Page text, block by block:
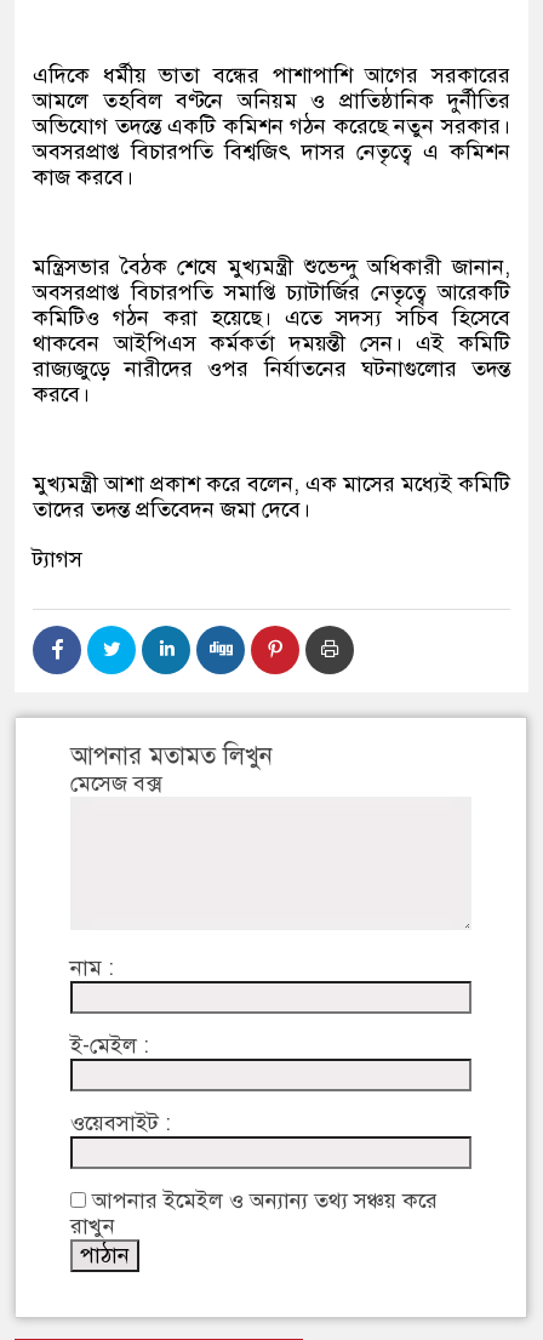
এদিকে ধর্মীয় ভাতা বন্ধের পাশাপাশি আগের সরকারের
আমলে তহবিল বণ্টনে অনিয়ম ও প্রাতিষ্ঠানিক দুর্নীতির
অভিযোগ তদন্তে একটি কমিশন গঠন করেছে নতুন সরকার।
অবসরপ্রাপ্ত বিচারপতি বিশ্বজিৎ দাসর নেতৃত্বে এ কমিশন
কাজ করবে।
মন্ত্রিসভার বৈঠক শেষে মুখ্যমন্ত্রী শুভেন্দু অধিকারী জানান,
অবসরপ্রাপ্ত বিচারপতি সমাপ্তি চ্যাটার্জির নেতৃত্বে আরেকটি
কমিটিও গঠন করা হয়েছে। এতে সদস্য সচিব হিসেবে
থাকবেন আইপিএস কর্মকর্তা দময়ন্তী সেন। এই কমিটি
রাজ্যজুড়ে নারীদের ওপর নির্যাতনের ঘটনাগুলোর তদন্ত
করবে।
মুখ্যমন্ত্রী আশা প্রকাশ করে বলেন, এক মাসের মধ্যেই কমিটি
তাদের তদন্ত প্রতিবেদন জমা দেবে।
ট্যাগস
আপনার মতামত লিখুন
মেসেজ বক্স
নাম :
ই-মেইল :
ওয়েবসাইট :
আপনার ইমেইল ও অন্যান্য তথ্য সঞ্চয় করে
রাখুন